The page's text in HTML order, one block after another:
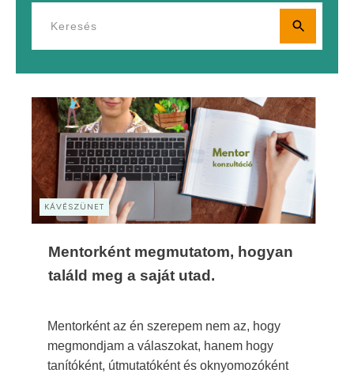
KÁVÉSZÜNET
Mentorként megmutatom, hogyan
találd meg a saját utad.
Mentorként az én szerepem nem az, hogy
megmondjam a válaszokat, hanem hogy
tanítóként, útmutatóként és oknyomozóként